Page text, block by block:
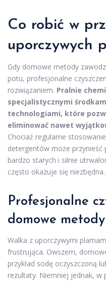
Co robić w
uporczywych
Gdy domowe metody
potu, profesjonalne
rozwiązaniem. Pralnie
specjalistycznymi
technologiami, które
eliminować nawet
Chociaż regularne
detergentów może
bardzo starych i silnie
często okazuje się niezbędna.
Profesjonalne
domowe metody
Walka z uporczywymi
frustrująca. Owszem,
przykład sodę oczyszczoną
rezultaty. Niemniej jednak, w